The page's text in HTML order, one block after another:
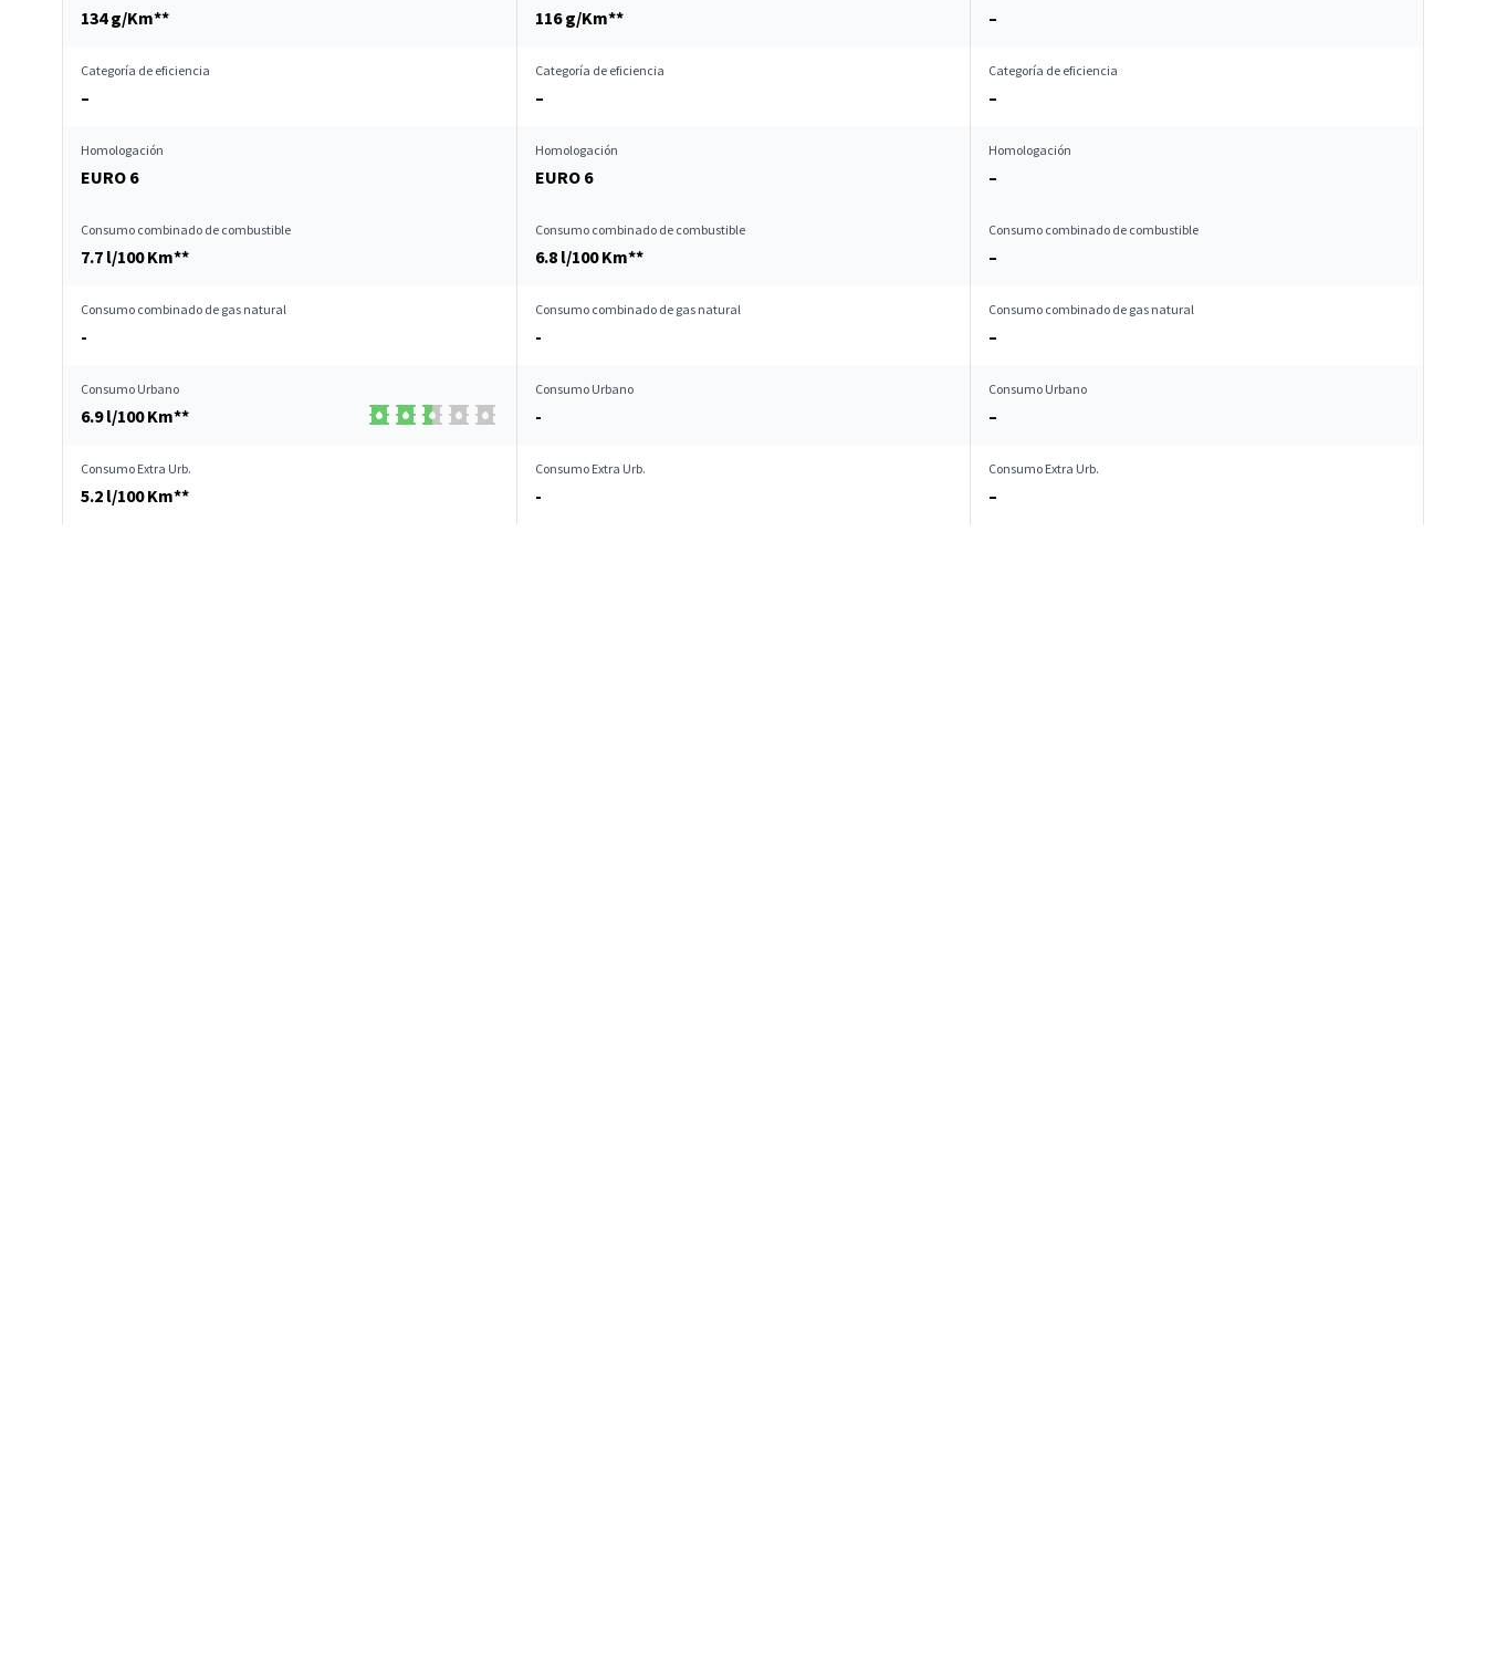
134 g/Km** 116 g/Km** –
Categoría de eficiencia
–
Categoría de eficiencia
–
Categoría de eficiencia
–
Homologación
EURO 6
Homologación
EURO 6
Homologación
–
Consumo combinado de combustible
7.7 l/100 Km**
Consumo combinado de combustible
6.8 l/100 Km**
Consumo combinado de combustible
–
Consumo combinado de gas natural
-
Consumo combinado de gas natural
-
Consumo combinado de gas natural
–
Consumo Urbano
6.9 l/100 Km**
Consumo Urbano
-
Consumo Urbano
–
Consumo Extra Urb.
5.2 l/100 Km**
Consumo Extra Urb.
-
Consumo Extra Urb.
–